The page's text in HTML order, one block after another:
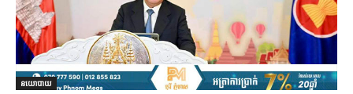
នយោបាយ